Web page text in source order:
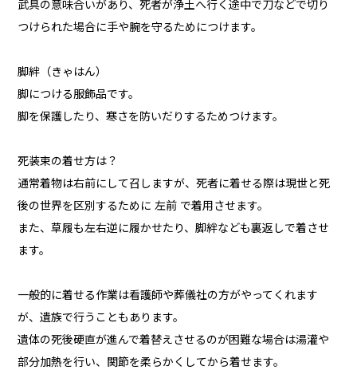
武具の意味合いがあり、死者が浄土へ行く途中で刀などで切り
つけられた場合に手や腕を守るためにつけます。
脚絆（きゃはん）
脚につける服飾品です。
脚を保護したり、寒さを防いだりするためつけます。
死装束の着せ方は？
通常着物は右前にして召しますが、死者に着せる際は現世と死
後の世界を区別するために 左前 で着用させます。
また、草履も左右逆に履かせたり、脚絆なども裏返しで着させ
ます。
一般的に着せる作業は看護師や葬儀社の方がやってくれます
が、遺族で行うこともあります。
遺体の死後硬直が進んで着替えさせるのが困難な場合は湯灌や
部分加熱を行い、関節を柔らかくしてから着せます。